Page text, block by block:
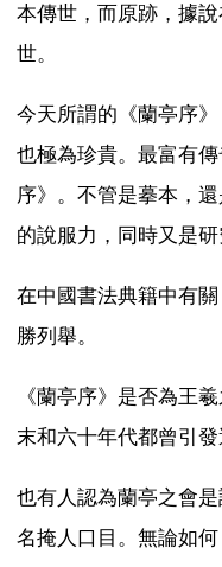
本傳世，而原跡，據
世。
今天所謂的《蘭亭序
也極為珍貴。最富有
序》。不管是摹本，
的說服力，同時又是
在中國書法典籍中有
勝列舉。
《蘭亭序》是否為王
末和六十年代都曾引發
也有人認為蘭亭之會
名掩人口目。無論如何